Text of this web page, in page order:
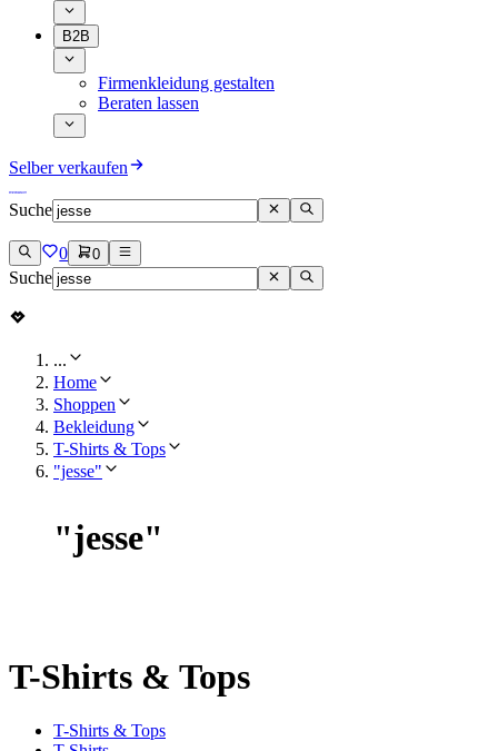
B2B
Firmenkleidung gestalten
Beraten lassen
Selber verkaufen
Suche
0 0
Suche
...
Home
Shoppen
Bekleidung
T-Shirts & Tops
"jesse"
"jesse"
T-Shirts & Tops
T-Shirts & Tops